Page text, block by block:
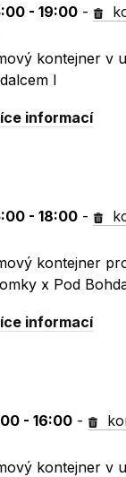
- 19:00 -
kontejner v
I
informací
- 18:00 -
kontejner
x Pod
informací
- 16:00 -
kontejner v